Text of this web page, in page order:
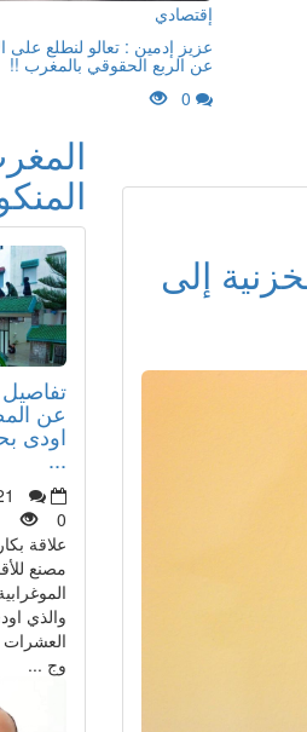
إقتصادي
عزيز إدمين : تعالو لنطلع على
عن الربع الحقوقي بالمغرب !!
عن
اودى
...
0
علاقة
مصنع
والذي
وج ...
إلى